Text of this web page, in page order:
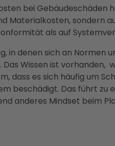
bei Gebäudeschäden
Materialkosten, sondern
als auf
in denen sich an Normen
Wissen ist vorhanden,
dass es sich häufig um
beschädigt. Das führt zu
anderes Mindset beim